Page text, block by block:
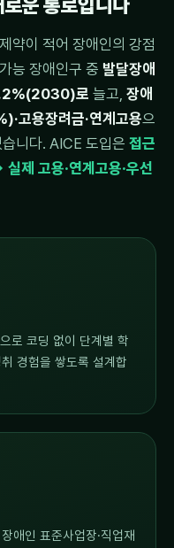
운 통로입니다
약이 적어 장애인의 강점
능 장애인구 중 발달장애
로 늘고, 장애
고용장려금·연계고용으
니다. AICE 도입은 접근
제 고용·연계고용·우선
로 코딩 없이 단계별 학
경험을 쌓도록 설계합
애인 표준사업장·직업재